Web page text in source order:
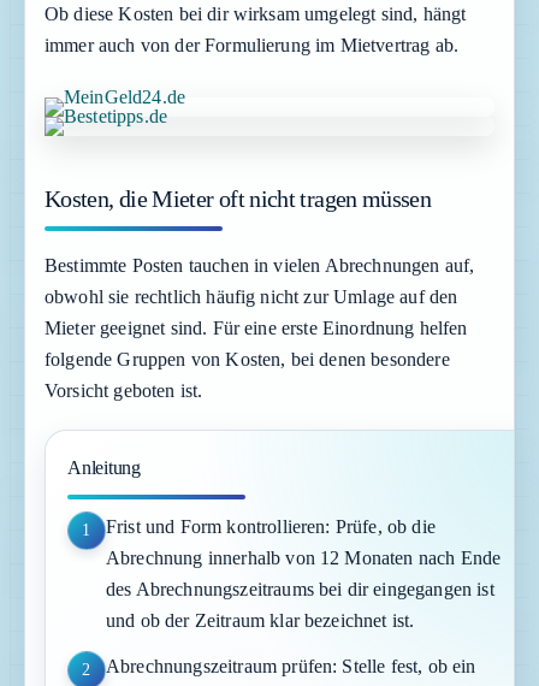
Ob diese Kosten bei dir wirksam umgelegt sind, hängt
immer auch von der Formulierung im Mietvertrag ab.
Kosten, die Mieter oft nicht tragen müssen
Bestimmte Posten tauchen in vielen Abrechnungen auf,
obwohl sie rechtlich häufig nicht zur Umlage auf den
Mieter geeignet sind. Für eine erste Einordnung helfen
folgende Gruppen von Kosten, bei denen besondere
Vorsicht geboten ist.
Anleitung
1
Frist und Form kontrollieren: Prüfe, ob die
Abrechnung innerhalb von 12 Monaten nach Ende
des Abrechnungszeitraums bei dir eingegangen ist
und ob der Zeitraum klar bezeichnet ist.
2
Abrechnungszeitraum prüfen: Stelle fest, ob ein